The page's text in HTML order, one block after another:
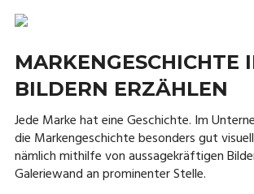
MARKENGESCHICHTE
BILDERN ERZÄHLEN
Jede Marke hat eine Geschichte. Im
die Markengeschichte besonders gut
nämlich mithilfe von aussagekräftigen
Galeriewand an prominenter Stelle.